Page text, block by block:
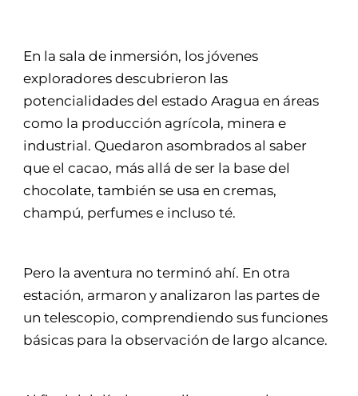
En la sala de inmersión, los jóvenes
exploradores descubrieron las
potencialidades del estado Aragua en áreas
como la producción agrícola, minera e
industrial. Quedaron asombrados al saber
que el cacao, más allá de ser la base del
chocolate, también se usa en cremas,
champú, perfumes e incluso té.
Pero la aventura no terminó ahí. En otra
estación, armaron y analizaron las partes de
un telescopio, comprendiendo sus funciones
básicas para la observación de largo alcance.